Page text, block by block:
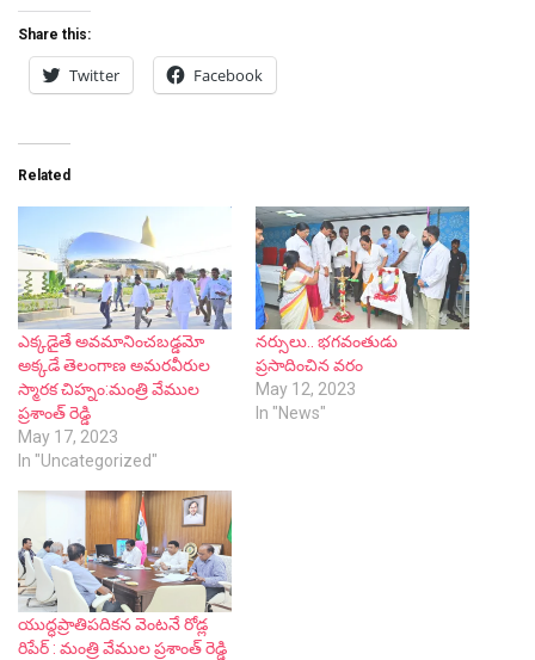
Share this:
Twitter Facebook
Related
ఎక్కడైతే అవమానించబడ్డమో
అక్కడే తెలంగాణ అమరవీరుల
స్మారక చిహ్నం:మంత్రి వేముల
ప్రశాంత్ రెడ్డి
May 17, 2023
In "Uncategorized"
నర్సులు.. భగవంతుడు
ప్రసాదించిన వరం
May 12, 2023
In "News"
యుద్ధప్రాతిపదికన వెంటనే రోడ్ల
రిపేర్ : మంత్రి వేముల ప్రశాంత్ రెడ్డి